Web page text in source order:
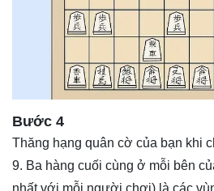
Bước 4
Thăng hạng quân cờ của bạn khi
9. Ba hàng cuối cùng ở mỗi bên
nhất với mỗi người chơi) là các